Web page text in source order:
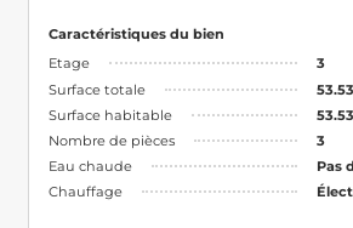
Caractéristiques du bien
Etage
3
Surface totale
Surface habitable
Nombre de pièces
3
Eau chaude
Pas
Chauffage